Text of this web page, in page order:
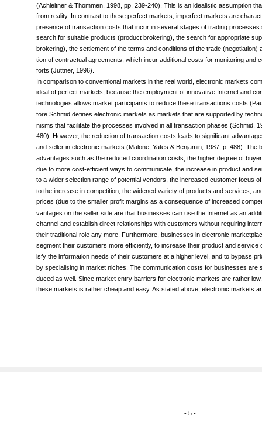
principle of maximising one's utility, and the lack of market entry barriers and
(Achleitner & Thommen, 1998, pp. 239-240). This is an idealistic assumption
from reality. In contrast to these perfect markets, imperfect markets are
presence of transaction costs that incur in several stages of trading processes
search for suitable products (product brokering), the search for appropriate
brokering), the settlement of the terms and conditions of the trade (negotiation)
tion of contractual agreements, which incur additional costs for monitoring and
forts (Jüttner, 1996).
In comparison to conventional markets in the real world, electronic markets
ideal of perfect markets, because the employment of innovative Internet and
technologies allows market participants to reduce these transactions costs
fore Schmid defines electronic markets as markets that are supported by
nisms that facilitate the processes involved in all transaction phases (Schmid,
480). However, the reduction of transaction costs leads to significant
and seller in electronic markets (Malone, Yates & Benjamin, 1987, p. 488). The
advantages such as the reduced coordination costs, the higher degree of
due to more cost-efficient ways to communicate, the increase in product and
to a wider selection range of potential vendors, the increased customer focus
to the increase in competition, the widened variety of products and services,
prices (due to the smaller profit margins as a consequence of increased
vantages on the seller side are that businesses can use the Internet as an
channel and establish direct relationships with customers without requiring
their traditional role any more. Furthermore, businesses in electronic
segment their customers more efficiently, to increase their product and service
isfy the information needs of their customers at a higher level, and to bypass
by specialising in market niches. The communication costs for businesses are
duced as well. Since market entry barriers for electronic markets are rather